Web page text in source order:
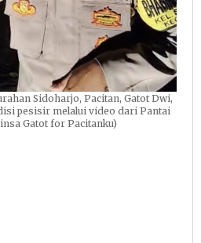
Sidoharjo, Pacitan, Gatot Dwi,
pesisir melalui video dari Pantai
Gatot for Pacitanku)